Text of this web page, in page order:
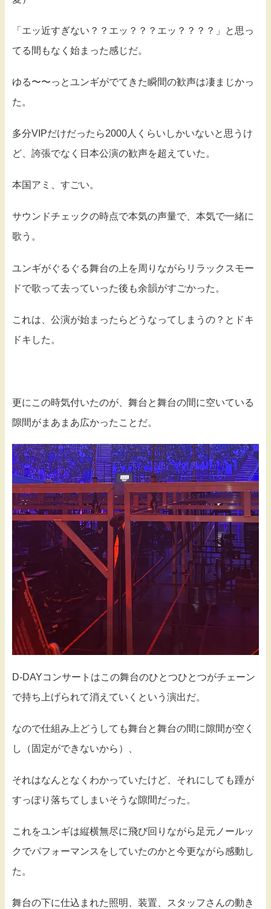
「エッ近すぎない？？エッ？？？エッ？？？？」と思っ
てる間もなく始まった感じだ。
ゆる〜〜っとユンギがでてきた瞬間の歓声は凄まじかっ
た。
多分VIPだけだったら2000人くらいしかいないと思うけ
ど、誇張でなく日本公演の歓声を超えていた。
本国アミ、すごい。
サウンドチェックの時点で本気の声量で、本気で一緒に
歌う。
ユンギがぐるぐる舞台の上を周りながらリラックスモー
ドで歌って去っていった後も余韻がすごかった。
これは、公演が始まったらどうなってしまうの？とドキ
ドキした。
更にこの時気付いたのが、舞台と舞台の間に空いている
隙間がまあまあ広かったことだ。
D-DAYコンサートはこの舞台のひとつひとつがチェーン
で持ち上げられて消えていくという演出だ。
なので仕組み上どうしても舞台と舞台の間に隙間が空く
し（固定ができないから）、
それはなんとなくわかっていたけど、それにしても踵が
すっぽり落ちてしまいそうな隙間だった。
これをユンギは縦横無尽に飛び回りながら足元ノールッ
クでパフォーマンスをしていたのかと今更ながら感動し
た。
舞台の下に仕込まれた照明、装置、スタッフさんの動き